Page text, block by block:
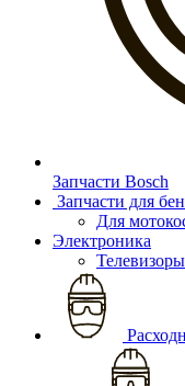
Запчасти Bosch
Запчасти для
Для
Электроника